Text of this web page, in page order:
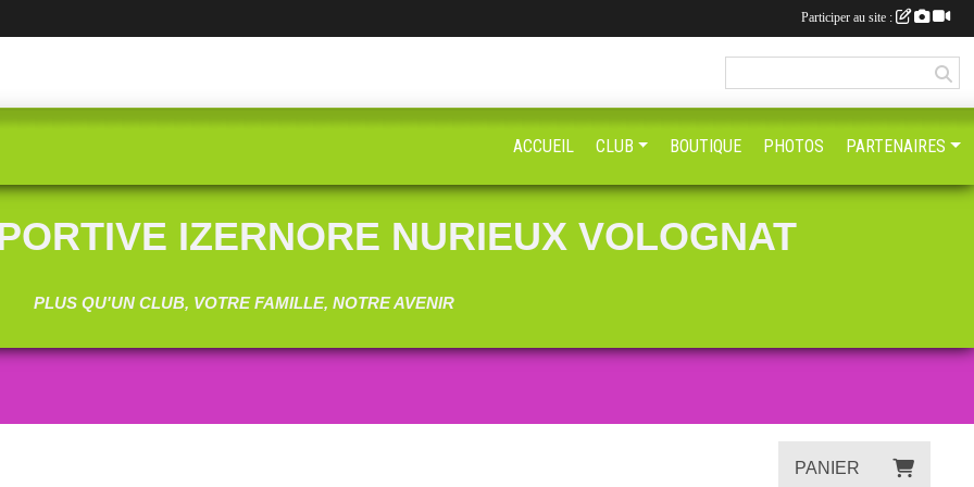
IZERNORE NURIEUX VOLOGNAT
PLUS QU'UN CLUB, VOTRE FAMILLE, NOTRE AVENIR
PANIER
ACCUEIL CLUB BOUTIQUE PHOTOS PARTENAIRES
Participer au site :